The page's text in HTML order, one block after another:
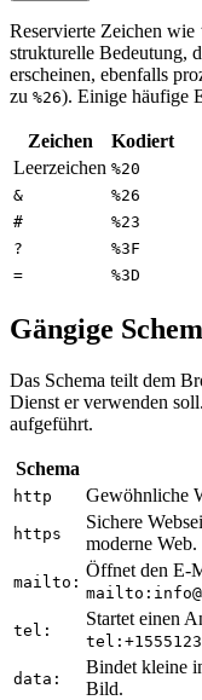
Reservierte Zeichen wie
strukturelle Bedeutung,
erscheinen, ebenfalls
zu %26). Einige häufige
Zeichen
Kodiert
Leerzeichen %20
&
%26
#
%23
?
%3F
=
%3D
Gängige
Das Schema teilt dem
Dienst er verwenden
aufgeführt.
Schema
http Gewöhnliche
https
Sichere
moderne Web.
mailto:
Öffnet den E-
mailto:
tel:
Startet einen
data:
Bindet kleine
Bild.